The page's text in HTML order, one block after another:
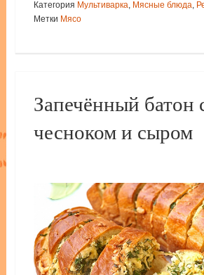
Категория Мультиварка, Мясные блюда,
Метки Мясо
Запечённый батон
чесноком и сыром